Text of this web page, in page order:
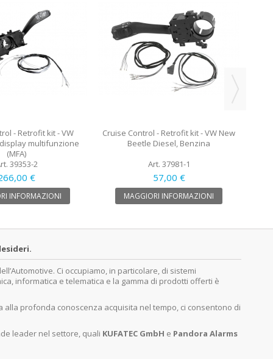
- Retrofit kit - VW
multifunzione
(MFA)
39353-2
€
INFORMAZIONI
Cruise Control - Retrofit kit - VW New
Beetle Diesel, Benzina
Art. 37981-1
57,00 €
MAGGIORI INFORMAZIONI
Ci occupiamo, in particolare, di sistemi
informatica e telematica e la gamma di prodotti offerti è
profonda conoscenza acquisita nel tempo, ci consentono di
leader nel settore, quali KUFATEC GmbH e Pandora Alarms